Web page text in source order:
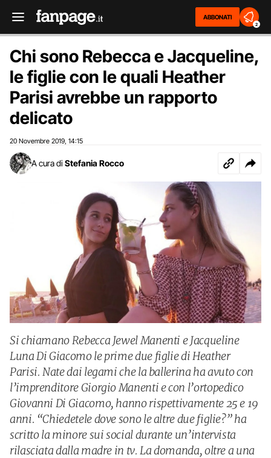
ABBONATI
2
Chi sono Rebecca e Jacqueline,
le figlie con le quali Heather
Parisi avrebbe un rapporto
delicato
20 Novembre 2019 14:15
A cura di Stefania Rocco
Si chiamano Rebecca Jewel Manenti e Jacqueline
Luna Di Giacomo le prime due figlie di Heather
Parisi. Nate dai legami che la ballerina ha avuto con
l’imprenditore Giorgio Manenti e con l’ortopedico
Giovanni Di Giacomo, hanno rispettivamente 25 e 19
anni. “Chiedetele dove sono le altre due figlie?” ha
scritto la minore sui social durante un’intervista
rilasciata dalla madre in tv. La domanda, oltre a una